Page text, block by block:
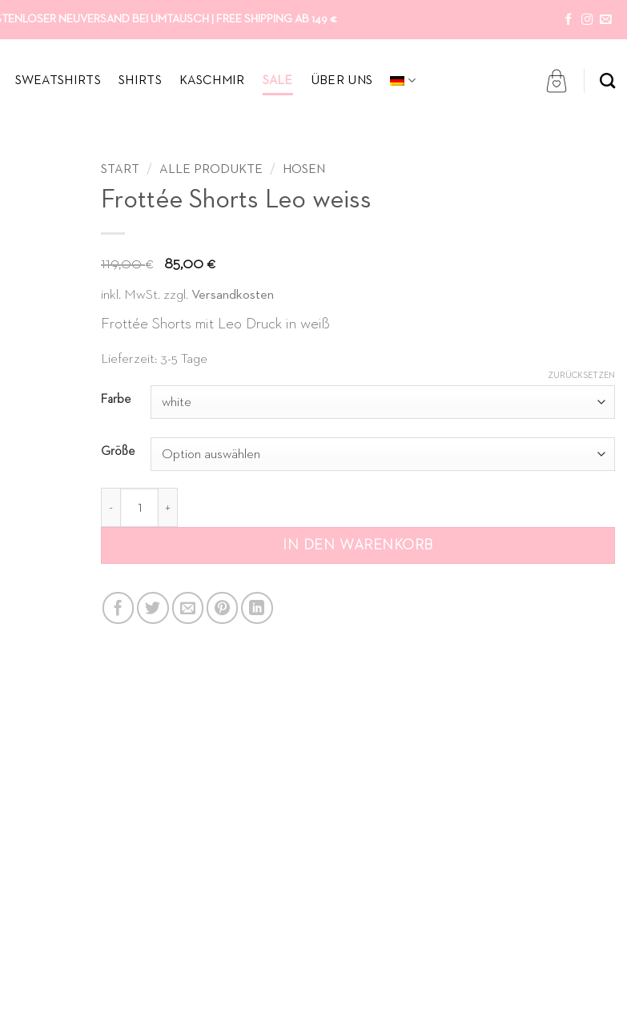
NEUVERSAND BEI UMTAUSCH | FREE SHIPPING AB 149 €
SWEATSHIRTS SHIRTS KASCHMIR SALE ÜBER UNS
START / ALLE PRODUKTE / HOSEN
Frottée Shorts Leo weiss
119,00€
Ursprünglicher
war:
119,00 €
85,00 €Aktueller
ist:
85,00 €.
inkl. MwSt. zzgl. Versandkosten
Frottée Shorts mit Leo Druck in weiß
Lieferzeit: 3-5 Tage
Farbe
Größe
ZURÜCKSETZEN
IN DEN WARENKORB
Alternative: